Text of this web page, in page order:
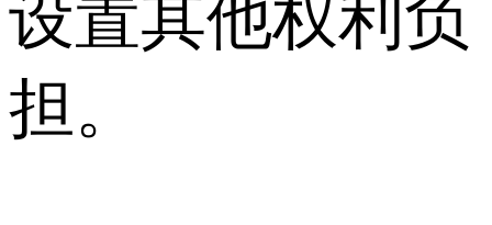
设置其他权利负
担。